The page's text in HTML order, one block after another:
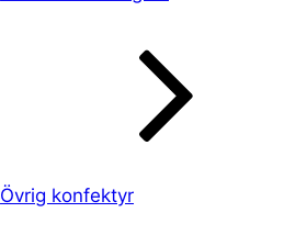
Övrig konfektyr